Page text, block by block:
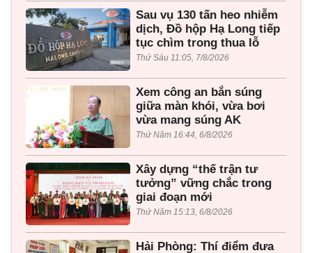
Sau vụ 130 tấn heo nhiễm
dịch, Đồ hộp Hạ Long tiếp
tục chìm trong thua lỗ
Thứ Sáu 11:05, 7/8/2026
Xem công an bắn súng
giữa màn khói, vừa bơi
vừa mang súng AK
Thứ Năm 16:44, 6/8/2026
Xây dựng “thế trận tư
tưởng” vững chắc trong
giai đoạn mới
Thứ Năm 15:13, 6/8/2026
Hải Phòng: Thí điểm đưa